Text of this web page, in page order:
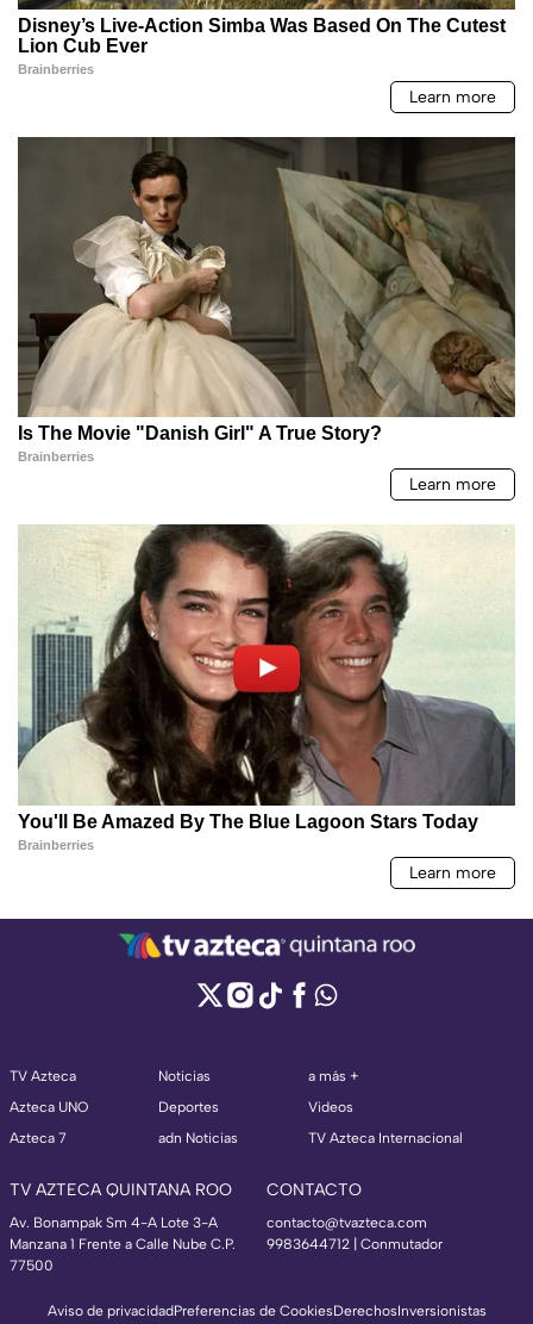
TV Azteca
Azteca UNO
Azteca 7
Noticias
Deportes
adn Noticias
a más +
Videos
TV Azteca Internacional
TV AZTECA QUINTANA ROO
Av. Bonampak Sm 4-A Lote 3-A
Manzana 1 Frente a Calle Nube C.P.
77500
CONTACTO
contacto@tvazteca.com
9983644712 | Conmutador
Aviso de privacidadPreferencias de CookiesDerechosInversionistas